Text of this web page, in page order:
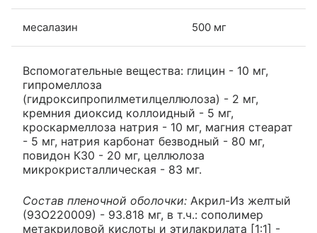
месалазин 500 мг
Вспомогательные вещества: глицин - 10 мг,
гипромеллоза
(гидроксипропилметилцеллюлоза) - 2 мг,
кремния диоксид коллоидный - 5 мг,
кроскармеллоза натрия - 10 мг, магния стеарат
- 5 мг, натрия карбонат безводный - 80 мг,
повидон К30 - 20 мг, целлюлоза
микрокристаллическая - 83 мг.
Состав пленочной оболочки: Акрил-Из желтый
(93О220009) - 93.818 мг, в т.ч.: сополимер
метакриловой кислоты и этилакрилата [1:1] -